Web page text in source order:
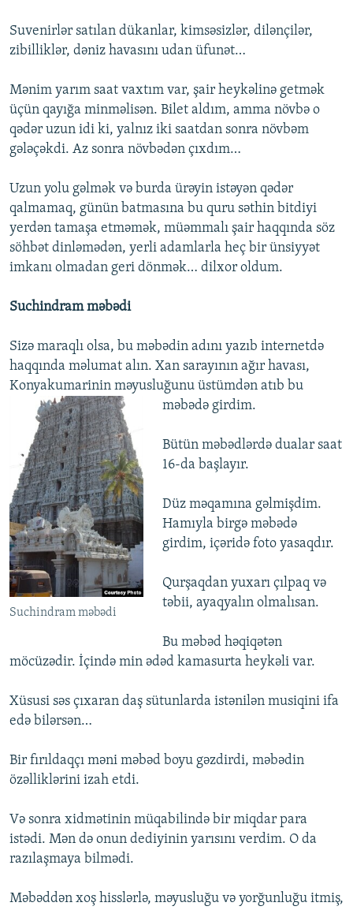
Suvenirlər satılan dükanlar, kimsəsizlər, dilənçilər,
zibilliklər, dəniz havasını udan üfunət…
Mənim yarım saat vaxtım var, şair heykəlinə getmək
üçün qayığa minməlisən. Bilet aldım, amma növbə o
qədər uzun idi ki, yalnız iki saatdan sonra növbəm
gələçəkdi. Az sonra növbədən çıxdım…
Uzun yolu gəlmək və burda ürəyin istəyən qədər
qalmamaq, günün batmasına bu quru səthin bitdiyi
yerdən tamaşa etməmək, müəmmalı şair haqqında söz
söhbət dinləmədən, yerli adamlarla heç bir ünsiyyət
imkanı olmadan geri dönmək… dilxor oldum.
Suchindram məbədi
Sizə maraqlı olsa, bu məbədin adını yazıb internetdə
haqqında məlumat alın. Xan sarayının ağır havası,
Konyakumarinin məyusluğunu üstümdən atıb bu
məbədə
Suchindram məbədi
girdim.
Bütün məbədlərdə dualar saat
16-da başlayır.
Düz məqamına gəlmişdim.
Hamıyla birgə məbədə
girdim, içəridə foto yasaqdır.
Qurşaqdan yuxarı çılpaq və
təbii, ayaqyalın olmalısan.
Bu məbəd həqiqətən
möcüzədir. İçində min ədəd kamasurta heykəli var.
Xüsusi səs çıxaran daş sütunlarda istənilən musiqini ifa
edə bilərsən…
Bir fırıldaqçı məni məbəd boyu gəzdirdi, məbədin
özəlliklərini izah etdi.
Və sonra xidmətinin müqabilində bir miqdar para
istədi. Mən də onun dediyinin yarısını verdim. O da
razılaşmaya bilmədi.
Məbəddən xoş hisslərlə, məyusluğu və yorğunluğu itmiş,